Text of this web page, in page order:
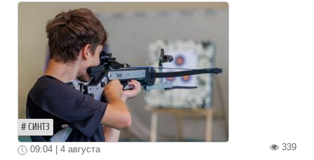
СИНТЗ
339
09:04 | 4 августа